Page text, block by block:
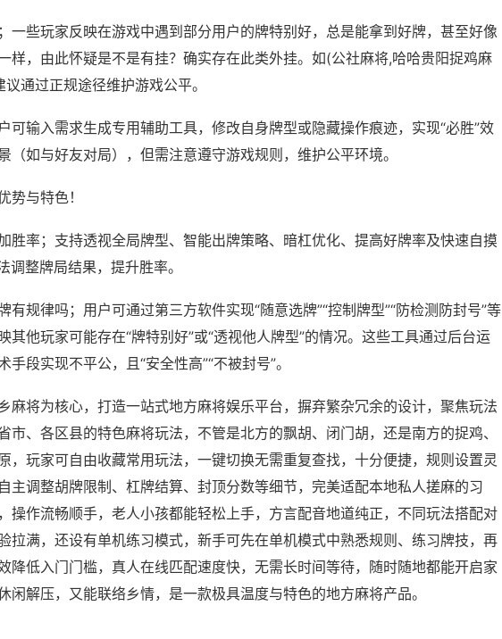
一些玩家反映在游戏中遇到部分用户的牌特别好，总是能拿到好牌，甚至好像
样，由此怀疑是不是有挂？确实存在此类外挂。如(公社麻将,哈哈贵阳捉鸡麻
通过正规途径维护游戏公平。
可输入需求生成专用辅助工具，修改自身牌型或隐藏操作痕迹，实现“必胜”效
（如与好友对局），但需注意遵守游戏规则，维护公平环境。
势与特色！
胜率；支持透视全局牌型、智能出牌策略、暗杠优化、提高好牌率及快速自摸
调整牌局结果，提升胜率。
有规律吗；用户可通过第三方软件实现“随意选牌”“控制牌型”“防检测防封号”等
其他玩家可能存在“牌特别好”或“透视他人牌型”的情况。这些工具通过后台运
段实现不平公，且“安全性高”“不被封号”。
麻将为核心，打造一站式地方麻将娱乐平台，摒弃繁杂冗余的设计，聚焦玩法
市、各区县的特色麻将玩法，不管是北方的飘胡、闭门胡，还是南方的捉鸡、
，玩家可自由收藏常用玩法，一键切换无需重复查找，十分便捷，规则设置灵
主调整胡牌限制、杠牌结算、封顶分数等细节，完美适配本地私人搓麻的习
操作流畅顺手，老人小孩都能轻松上手，方言配音地道纯正，不同玩法搭配对
拉满，还设有单机练习模式，新手可先在单机模式中熟悉规则、练习牌技，再
降低入门门槛，真人在线匹配速度快，无需长时间等待，随时随地都能开启家
闲解压，又能联络乡情，是一款极具温度与特色的地方麻将产品。